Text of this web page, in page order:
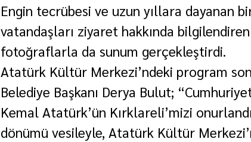
Engin tecrübesi ve uzun yıllara dayanan
vatandaşları ziyaret hakkında
fotoğraflarla da sunum gerçekleştirdi.
Atatürk Kültür Merkezi’ndeki program
Belediye Başkanı Derya Bulut;
Kemal Atatürk’ün Kırklareli’mizi
dönümü vesileyle, Atatürk Kültür